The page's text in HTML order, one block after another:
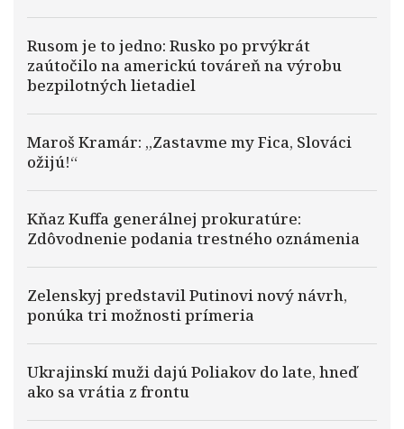
Rusom je to jedno: Rusko po prvýkrát
zaútočilo na americkú továreň na výrobu
bezpilotných lietadiel
Maroš Kramár: „Zastavme my Fica, Slováci
ožijú!“
Kňaz Kuffa generálnej prokuratúre:
Zdôvodnenie podania trestného oznámenia
Zelenskyj predstavil Putinovi nový návrh,
ponúka tri možnosti prímeria
Ukrajinskí muži dajú Poliakov do late, hneď
ako sa vrátia z frontu